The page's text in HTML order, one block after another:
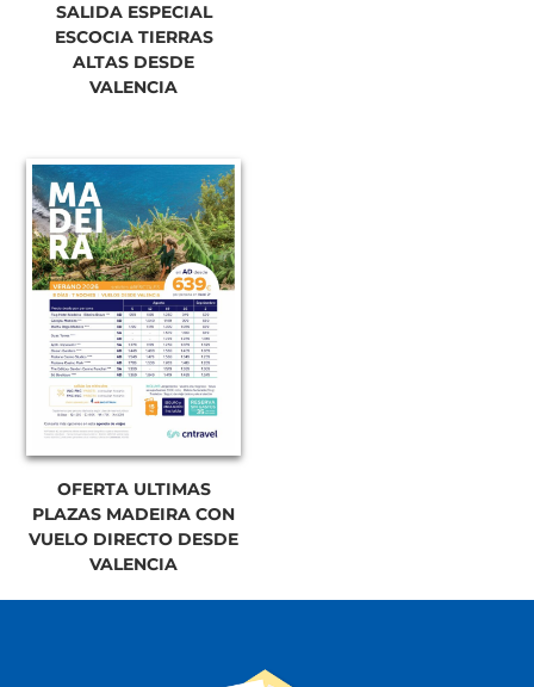
SALIDA ESPECIAL
ESCOCIA TIERRAS
ALTAS DESDE
VALENCIA
OFERTA ULTIMAS
PLAZAS MADEIRA CON
VUELO DIRECTO DESDE
VALENCIA